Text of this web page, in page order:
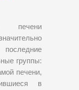
печени
группы:
печени,
в